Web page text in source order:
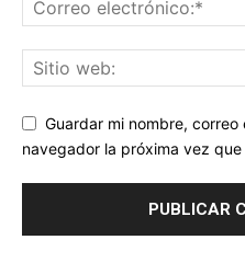
Guardar mi nombre,
navegador la próxima vez